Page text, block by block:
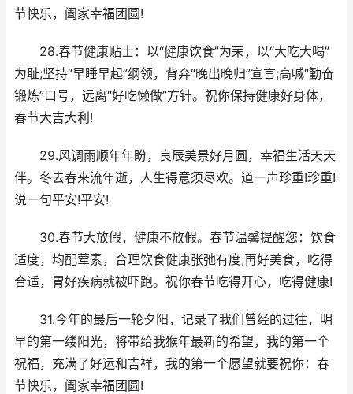
节快乐，阖家幸福团圆!
28.春节健康贴士：以“健康饮食”为荣，以“大吃大喝”
为耻;坚持“早睡早起”纲领，背弃“晚出晚归”宣言;高喊“勤奋
锻炼”口号，远离“好吃懒做”方针。祝你保持健康好身体，
春节大吉大利!
29.风调雨顺年年盼，良辰美景好月圆，幸福生活天天
伴。冬去春来流年逝，人生得意须尽欢。道一声珍重!珍重!
说一句平安!平安!
30.春节大放假，健康不放假。春节温馨提醒您：饮食
适度，均配荤素，合理饮食健康张弛有度;再好美食，吃得
合适，胃好疾病就被吓跑。祝你春节吃得开心，吃得健康!
31.今年的最后一轮夕阳，记录了我们曾经的过往，明
早的第一缕阳光，将带给我猴年最新的希望，我的第一个
祝福，充满了好运和吉祥，我的第一个愿望就要祝你：春
节快乐，阖家幸福团圆!